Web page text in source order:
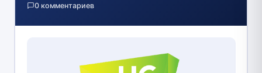
0 комментариев